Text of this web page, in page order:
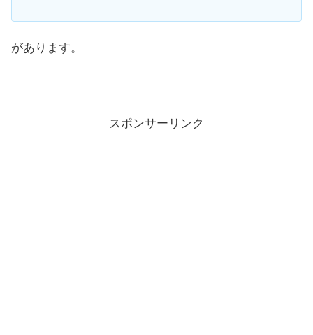
があります。
スポンサーリンク